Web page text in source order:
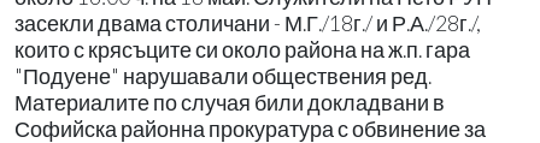
засекли двама столичани - М.Г./18г./ и Р.А./28г./,
които с крясъците си около района на ж.п. гара
"Подуене" нарушавали обществения ред.
Материалите по случая били докладвани в
Софийска районна прокуратура с обвинение за